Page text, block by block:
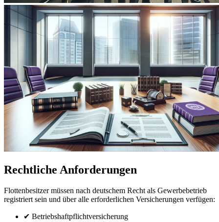
Rechtliche Anforderungen
Flottenbesitzer müssen nach deutschem Recht als Gewerbebetrieb
registriert sein und über alle erforderlichen Versicherungen verfügen:
✔ Betriebshaftpflichtversicherung